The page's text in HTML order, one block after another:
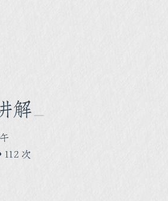
解_
112 次